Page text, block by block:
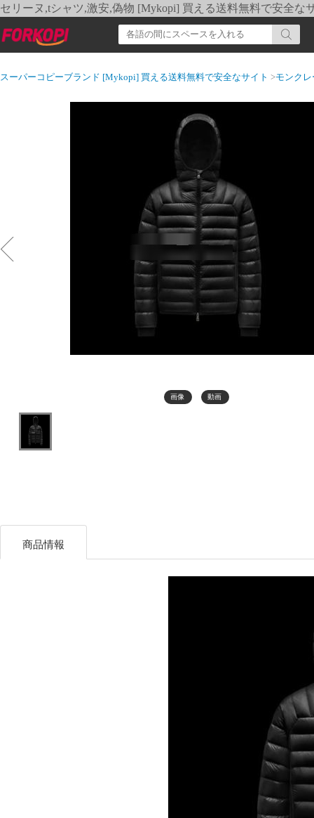
セリーヌ,tシャツ,激安,偽物 [Mykopi] 買える送料無料で安全な
スーパーコピーブランド [Mykopi] 買える送料無料で安全なサイト >モンク
画像 動画
商品情報